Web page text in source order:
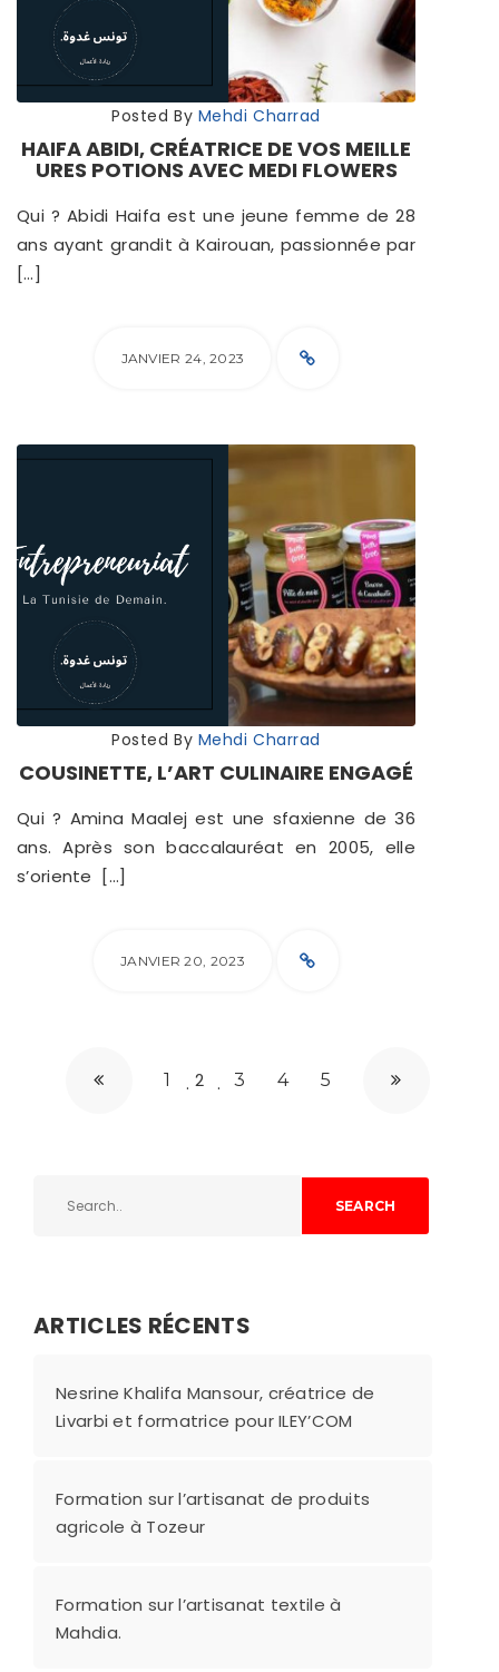
Posted By Mehdi Charrad
HAIFA ABIDI, CRÉATRICE DE VOS MEILLE
URES POTIONS AVEC MEDI FLOWERS
Qui ? Abidi Haifa est une jeune femme de 28
ans ayant grandit à Kairouan, passionnée par
[…]
JANVIER 24, 2023
Posted By Mehdi Charrad
COUSINETTE, L’ART CULINAIRE ENGAGÉ
Qui ? Amina Maalej est une sfaxienne de 36
ans. Après son baccalauréat en 2005, elle
s’oriente […]
JANVIER 20, 2023
1 2 3 4 5
SEARCH
ARTICLES RÉCENTS
Nesrine Khalifa Mansour, créatrice de
Livarbi et formatrice pour ILEY’COM
Formation sur l’artisanat de produits
agricole à Tozeur
Formation sur l’artisanat textile à
Mahdia.